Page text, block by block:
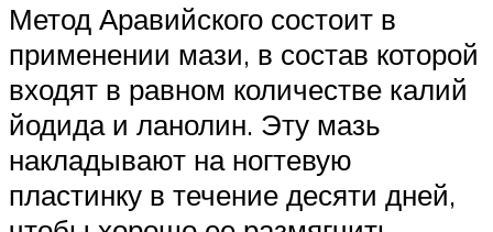
Метод Аравийского состоит в
применении мази, в состав которой
входят в равном количестве калий
йодида и ланолин. Эту мазь
накладывают на ногтевую
пластинку в течение десяти дней,